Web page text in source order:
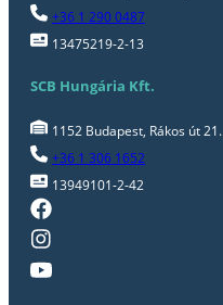
+36 1 290 0487
13475219-2-13
SCB Hungária Kft.
1152 Budapest, Rákos út 21.
+36 1 306 1652
13949101-2-42